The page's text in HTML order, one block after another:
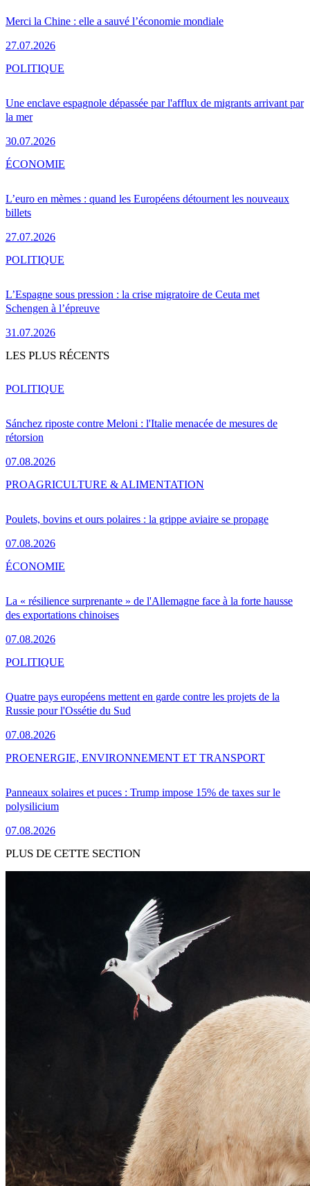
Merci la Chine : elle a sauvé l’économie mondiale
27.07.2026
Une enclave espagnole dépassée par l'afflux de migrants arrivant par
la mer
30.07.2026
POLITIQUE
L’euro en mèmes : quand les Européens détournent les nouveaux
billets
27.07.2026
ÉCONOMIE
L’Espagne sous pression : la crise migratoire de Ceuta met
Schengen à l’épreuve
31.07.2026
POLITIQUE
LES PLUS RÉCENTS
Sánchez riposte contre Meloni : l'Italie menacée de mesures de
rétorsion
07.08.2026
POLITIQUE
Poulets, bovins et ours polaires : la grippe aviaire se propage
07.08.2026
PROAGRICULTURE & ALIMENTATION
La « résilience surprenante » de l'Allemagne face à la forte hausse
des exportations chinoises
07.08.2026
ÉCONOMIE
Quatre pays européens mettent en garde contre les projets de la
Russie pour l'Ossétie du Sud
07.08.2026
POLITIQUE
Panneaux solaires et puces : Trump impose 15% de taxes sur le
polysilicium
07.08.2026
PROENERGIE, ENVIRONNEMENT ET TRANSPORT
PLUS DE CETTE SECTION